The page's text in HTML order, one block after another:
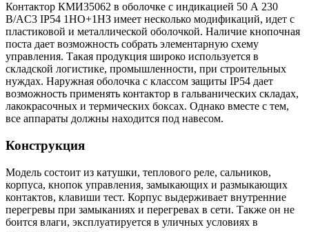
Контактор КМИ35062 в оболочке с индикацией 50 А 230
В/AC3 IP54 1НО+1НЗ имеет несколько модификаций, идет с
пластиковой и металлической оболочкой. Наличие кнопочная
поста дает возможность собрать элементарную схему
управления. Такая продукция широко используется в
складской логистике, промышленности, при строительных
нуждах. Наружная оболочка с классом защиты IP54 дает
возможность применять контактор в гальванических складах,
лакокрасочных и термических боксах. Однако вместе с тем,
все аппараты должны находится под навесом.
Конструкция
Модель состоит из катушки, теплового реле, сальников,
корпуса, кнопок управления, замыкающих и размыкающих
контактов, клавиши тест. Корпус выдерживает внутренние
перегревы при замыканиях и перегревах в сети. Также он не
боится влаги, эксплуатируется в уличных условиях в